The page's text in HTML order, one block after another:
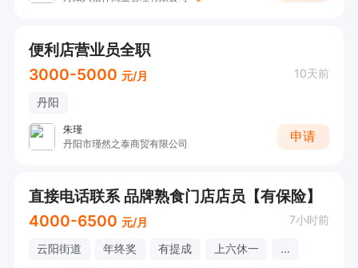
便利店营业员全职
3000-5000 元/月 10天前
丹阳
朱瑾
丹阳市瑾然之泰商贸有限公司
申请
直接电话联系 品牌熟食门店店员【有保险】
4000-6500 元/月 7小时前
云阳街道 年终奖 有提成 上六休一 ...